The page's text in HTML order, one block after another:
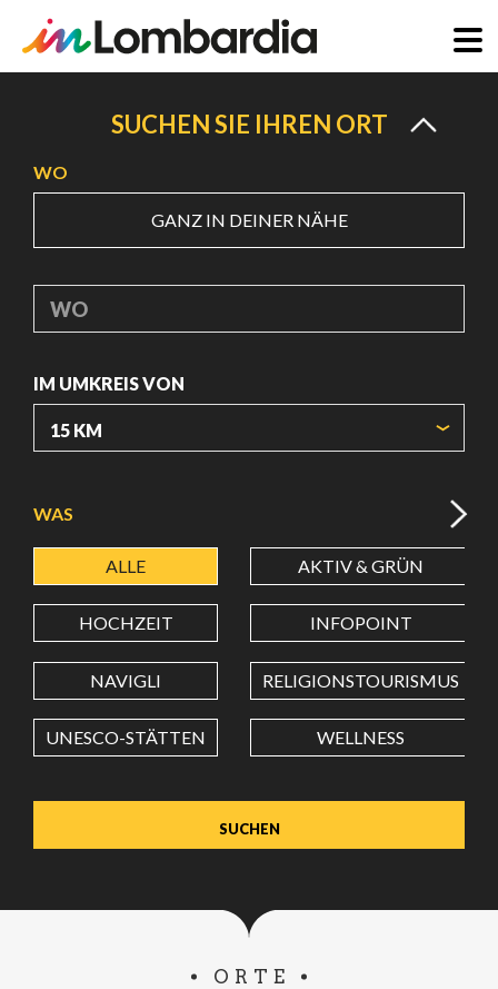
SUCHEN SIE IHREN ORT
WO
GANZ IN DEINER NÄHE
WO
IM UMKREIS VON
BREITENGRAD
LÄNGENGRAD
Wert in Dezimalgrad. Punkt (.) als Dezimalzeichen
WAS
ALLE AKTIV & GRÜN
HOCHZEIT INFOPOINT
NAVIGLI RELIGIONSTOURISMUS
UNESCO-STÄTTEN WELLNESS
ORTE